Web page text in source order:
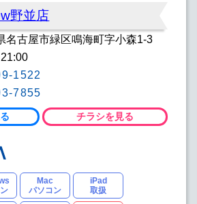
野並店
名古屋市緑区鳴海町字小森1-3
1522
7855
チラシを見る
Mac
パソコン
iPad
取扱